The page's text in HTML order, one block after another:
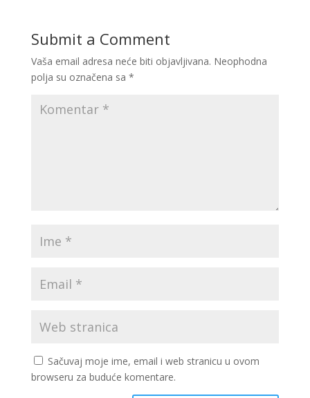
Submit a Comment
Vaša email adresa neće biti objavljivana. Neophodna
polja su označena sa *
Sačuvaj moje ime, email i web stranicu u ovom
browseru za buduće komentare.